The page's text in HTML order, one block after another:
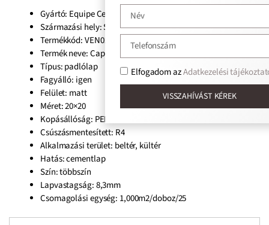
Gyártó: Equipe Cerámicas
Származási hely: Spanyol
Termékkód: VEN020942
Termék neve: Caprice Saint Tropez Border
Típus: padlólap
Fagyálló: igen
Felület: matt
Méret:20×20
Kopásállóság: PEI9
Csúszásmentesített: R4
Alkalmazási terület: beltér, kültér
Hatás: cementlap
Szín:többszín
Lapvastagság:8,3mm
Csomagolási egység: 1,000m2/doboz/25
Elfogadom azAdatkezelési
VISSZAHÍVÁST KÉREK